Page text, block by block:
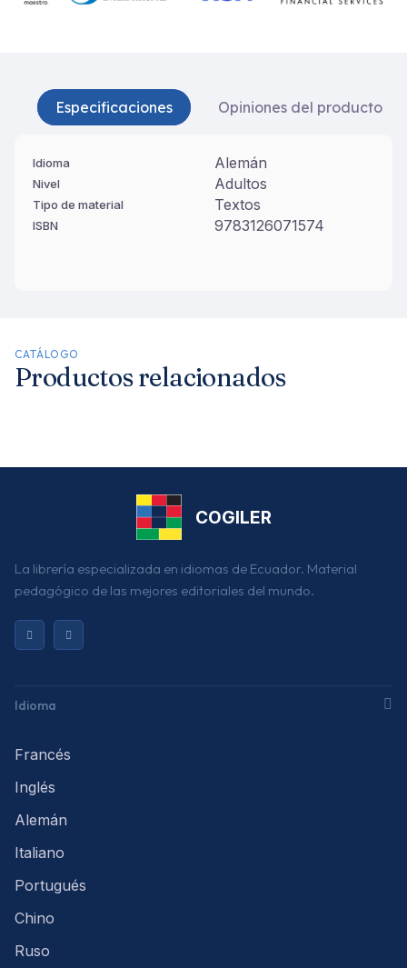
Especificaciones Opiniones del producto
Idioma Alemán
Nivel Adultos
Tipo de material Textos
ISBN 9783126071574
CATÁLOGO
Productos relacionados
COGILER
La librería especializada en idiomas de Ecuador. Material
pedagógico de las mejores editoriales del mundo.
Idioma
Francés
Inglés
Alemán
Italiano
Portugués
Chino
Ruso